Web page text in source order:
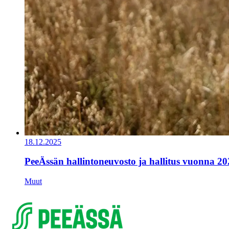
18.12.2025
PeeÄssän hallintoneuvosto ja hallitus vuonna
Muut